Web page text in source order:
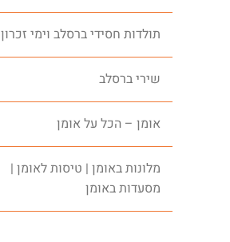
תולדות חסידי ברסלב וימי זכרון
שירי ברסלב
אומן – הכל על אומן
מלונות באומן | טיסות לאומן |
מסעדות באומן